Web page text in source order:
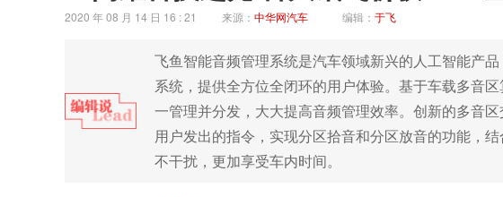
2020 年 08 月 14 日 16 : 21 来源： 中华网汽车 编辑： 于飞
飞鱼智能音频管理系统是汽车领域新兴的人工智能产
系统，提供全方位全闭环的用户体验。基于车载多音
一管理并分发，大大提高音频管理效率。创新的多音
用户发出的指令，实现分区拾音和分区放音的功能，
不干扰，更加享受车内时间。